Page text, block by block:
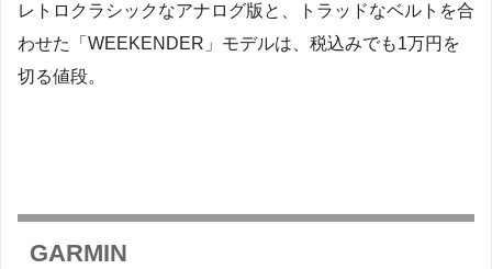
レトロクラシックなアナログ版と、トラッドなベルトを合
わせた「WEEKENDER」モデルは、税込みでも1万円を
切る値段。
GARMIN